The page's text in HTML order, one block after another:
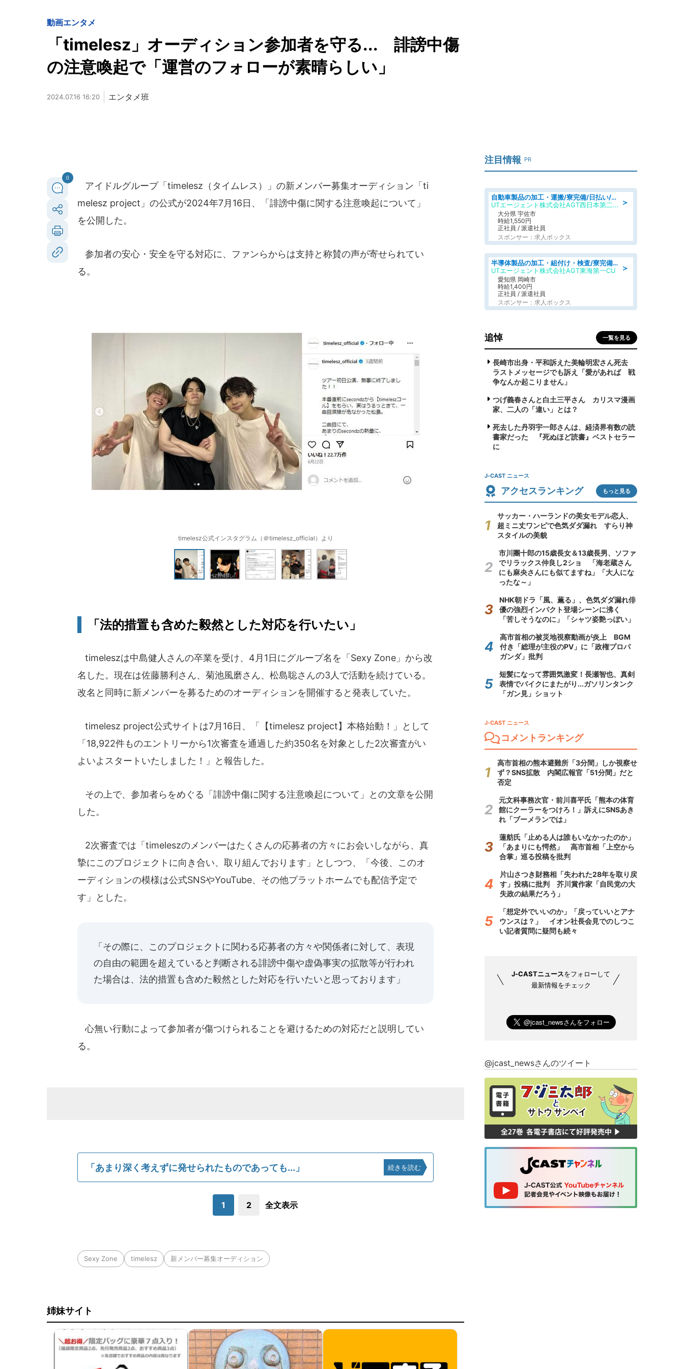
動画エンタメ
「timelesz」オーディション参加者を守る... 誹謗中傷
の注意喚起で「運営のフォローが素晴らしい」
2024.07.16 16:20 エンタメ班
0
アイドルグループ「timelesz（タイムレス）」の新メンバー募集オーディション「ti
melesz project」の公式が2024年7月16日、「誹謗中傷に関する注意喚起について」
を公開した。
参加者の安心・安全を守る対応に、ファンらからは支持と称賛の声が寄せられてい
る。
timelesz公式インスタグラム（＠timelesz_official）より
「法的措置も含めた毅然とした対応を行いたい」
timeleszは中島健人さんの卒業を受け、4月1日にグループ名を「Sexy Zone」から改
名した。現在は佐藤勝利さん、菊池風磨さん、松島聡さんの3人で活動を続けている。
改名と同時に新メンバーを募るためのオーディションを開催すると発表していた。
timelesz project公式サイトは7月16日、「【timelesz project】本格始動！」として
「18,922件ものエントリーから1次審査を通過した約350名を対象とした2次審査がい
よいよスタートいたしました！」と報告した。
その上で、参加者らをめぐる「誹謗中傷に関する注意喚起について」との文章を公開
した。
2次審査では「timeleszのメンバーはたくさんの応募者の方々にお会いしながら、真
摯にこのプロジェクトに向き合い、取り組んでおります」としつつ、「今後、このオ
ーディションの模様は公式SNSやYouTube、その他プラットホームでも配信予定で
す」とした。
「その際に、このプロジェクトに関わる応募者の方々や関係者に対して、表現
の自由の範囲を超えていると判断される誹謗中傷や虚偽事実の拡散等が行われ
た場合は、法的措置も含めた毅然とした対応を行いたいと思っております」
心無い行動によって参加者が傷つけられることを避けるための対応だと説明してい
る。
「あまり深く考えずに発せられたものであっても...」 続きを読む
1 2 全文表示
Sexy Zone timelesz 新メンバー募集オーディション
姉妹サイト
注目情報 PR
＞
自動車製品の加工・運搬/寮完備/日払い/工場・製造
UTエージェント株式会社AGT西日本第二CU
大分県 宇佐市
時給1,550円
正社員 / 派遣社員
スポンサー：求人ボックス
＞
半導体製品の加工・組付け・検査/寮完備/日勤/日払い/工場・製造
UTエージェント株式会社AGT東海第一CU
愛知県 岡崎市
時給1,400円
正社員 / 派遣社員
スポンサー：求人ボックス
追悼 一覧を見る
長崎市出身・平和訴えた美輪明宏さん死去
ラストメッセージでも訴え「愛があれば 戦
争なんか起こりません」
つげ義春さんと白土三平さん カリスマ漫画
家、二人の「違い」とは？
死去した丹羽宇一郎さんは、経済界有数の読
書家だった 『死ぬほど読書』ベストセラー
に
J-CAST ニュース
アクセスランキング もっと見る
サッカー・ハーランドの美女モデル恋人、
超ミニ丈ワンピで色気ダダ漏れ すらり神
スタイルの美貌
市川團十郎の15歳長女＆13歳長男、ソファ
でリラックス仲良し2ショ 「海老蔵さん
にも麻央さんにも似てますね」「大人にな
ったな～」
NHK朝ドラ「風、薫る」、色気ダダ漏れ俳
優の強烈インパクト登場シーンに沸く
「苦しそうなのに」「シャツ姿艶っぽい」
高市首相の被災地視察動画が炎上 BGM
付き「総理が主役のPV」に「政権プロパ
ガンダ」批判
短髪になって雰囲気激変！長瀬智也、真剣
表情でバイクにまたがり...ガソリンタンク
「ガン見」ショット
J-CAST ニュース
コメントランキング
高市首相の熊本避難所「3分間」しか視察せ
ず？SNS拡散 内閣広報官「51分間」だと
否定
元文科事務次官・前川喜平氏「熊本の体育
館にクーラーをつけろ！」訴えにSNSあき
れ「ブーメランでは」
蓮舫氏「止める人は誰もいなかったのか」
「あまりにも愕然」 高市首相「上空から
合掌」巡る投稿を批判
片山さつき財務相「失われた28年を取り戻
す」投稿に批判 芥川賞作家「自民党の大
失政の結果だろう」
「想定外でいいのか」「戻っていいとアナ
ウンスは？」 イオン社長会見でのしつこ
い記者質問に疑問も続々
J-CASTニュースをフォローして
最新情報をチェック
@jcast_newsさんのツイート